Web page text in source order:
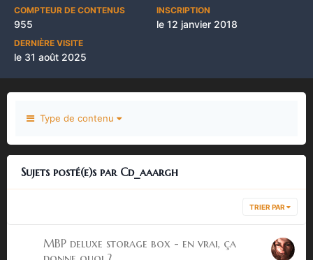
COMPTEUR DE CONTENUS
955
INSCRIPTION
le 12 janvier 2018
DERNIÈRE VISITE
le 31 août 2025
Type de contenu
Sujets posté(e)s par Cd_aaargh
TRIER PAR
MBP deluxe storage box - en vrai, ça